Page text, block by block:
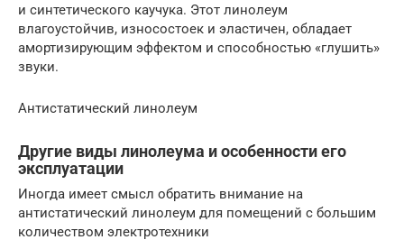
и синтетического каучука. Этот линолеум
влагоустойчив, износостоек и эластичен, обладает
амортизирующим эффектом и способностью «глушить»
звуки.
Антистатический линолеум
Другие виды линолеума и особенности его
эксплуатации
Иногда имеет смысл обратить внимание на
антистатический линолеум для помещений с большим
количеством электротехники